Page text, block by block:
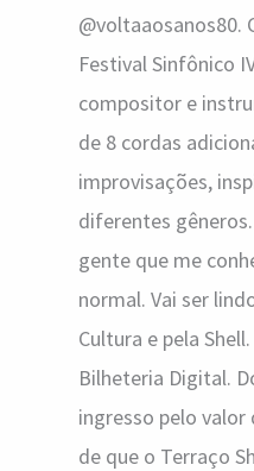
@voltaaosanos80.
Festival Sinfônico
compositor e
de 8 cordas
improvisações,
diferentes
gente que me
normal. Vai ser
Cultura e pela
Bilheteria Digital.
ingresso pelo valor
de que o Terraço